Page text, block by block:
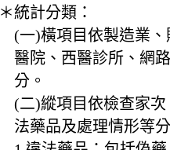
＊統計分類：
(一)橫項目依製造業
醫院、西醫診所、網
分。
(二)縱項目依檢查家
法藥品及處理情形等